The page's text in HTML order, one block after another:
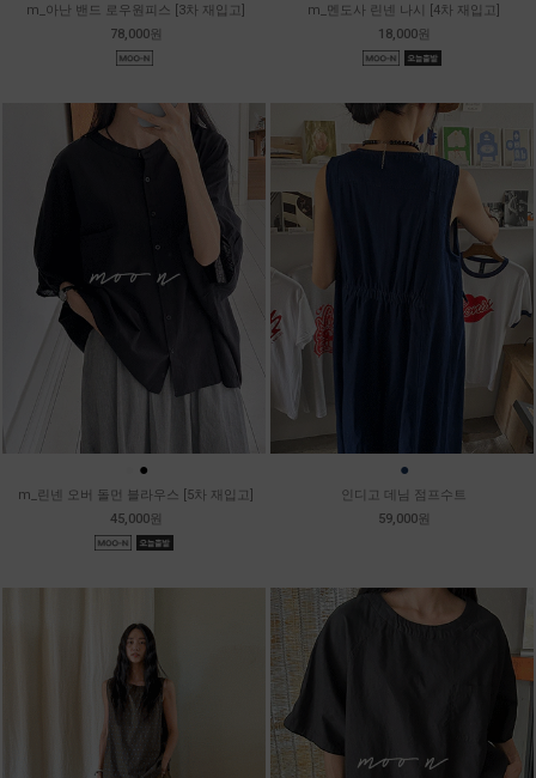
m_아난 밴드 로우원피스 [3차 재입고]
78,000원
m_멘도사 린넨 나시 [4차 재입고]
18,000원
●
m_린넨 오버 돌먼 블라우스 [5차 재입고]
45,000원
●
인디고 데님 점프수트
59,000원